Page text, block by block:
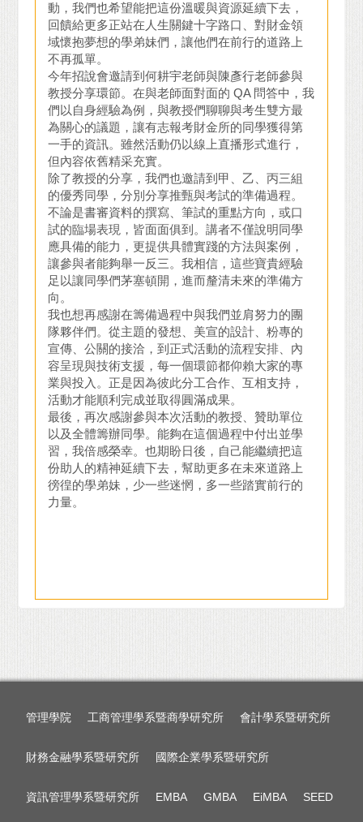
動，我們也希望能把這份溫暖與資源延續下去，
回饋給更多正站在人生關鍵十字路口、對財金領
域懷抱夢想的學弟妹們，讓他們在前行的道路上
不再孤單。
今年招說會邀請到何耕宇老師與陳彥行老師參與
教授分享環節。在與老師面對面的 QA 問答中，我
們以自身經驗為例，與教授們聊聊與考生雙方最
為關心的議題，讓有志報考財金所的同學獲得第
一手的資訊。雖然活動仍以線上直播形式進行，
但內容依舊精采充實。
除了教授的分享，我們也邀請到甲、乙、丙三組
的優秀同學，分別分享推甄與考試的準備過程。
不論是書審資料的撰寫、筆試的重點方向，或口
試的臨場表現，皆面面俱到。講者不僅說明同學
應具備的能力，更提供具體實踐的方法與案例，
讓參與者能夠舉一反三。我相信，這些寶貴經驗
足以讓同學們茅塞頓開，進而釐清未來的準備方
向。
我也想再感謝在籌備過程中與我們並肩努力的團
隊夥伴們。從主題的發想、美宣的設計、粉專的
宣傳、公關的接洽，到正式活動的流程安排、內
容呈現與技術支援，每一個環節都仰賴大家的專
業與投入。正是因為彼此分工合作、互相支持，
活動才能順利完成並取得圓滿成果。
最後，再次感謝參與本次活動的教授、贊助單位
以及全體籌辦同學。能夠在這個過程中付出並學
習，我倍感榮幸。也期盼日後，自己能繼續把這
份助人的精神延續下去，幫助更多在未來道路上
徬徨的學弟妹，少一些迷惘，多一些踏實前行的
力量。
管理學院 工商管理學系暨商學研究所 會計學系暨研究所
財務金融學系暨研究所 國際企業學系暨研究所
資訊管理學系暨研究所 EMBA GMBA EiMBA SEED